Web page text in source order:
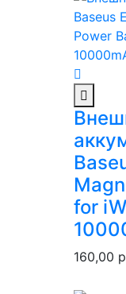
for
160,00